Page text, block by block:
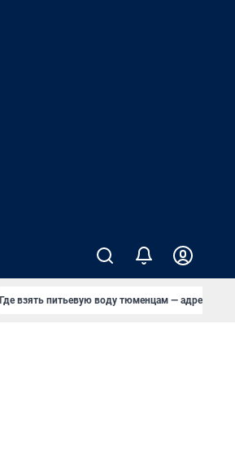
Где взять питьевую воду тюменцам — адреса